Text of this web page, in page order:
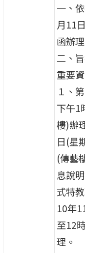
一、
月11
函辦理
二、
重要
１、
下午1
樓)辦
日(星
(傳藝
息說
式特
10年
至12
理。